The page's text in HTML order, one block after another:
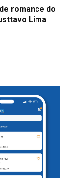
romance do
Lima